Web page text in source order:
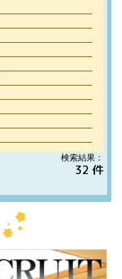
検索結果：
32 件